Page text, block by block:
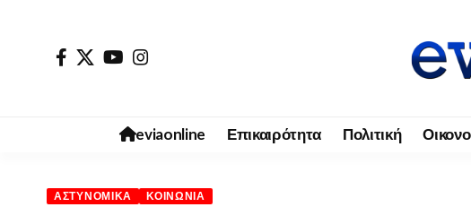
eviaonline Επικαιρότητα Πολιτική
ΑΣΤΥΝΟΜΙΚΆ ΚΟΙΝΩΝΊΑ